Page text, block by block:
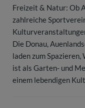
Freizeit & Natur: Ob
zahlreiche
Die Donau,
laden zum
ist als Garten- und
einem lebendigen